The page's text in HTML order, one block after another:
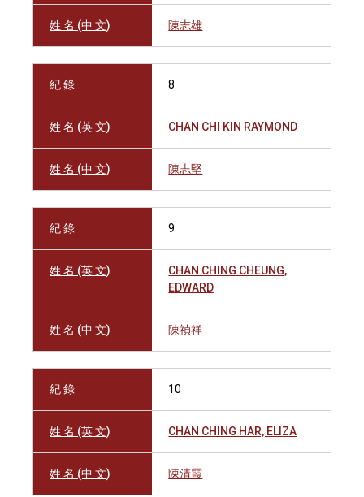
姓 名 (中 文) 陳志雄
紀 錄 8
姓 名 (英 文) CHAN CHI KIN RAYMOND
姓 名 (中 文) 陳志堅
紀 錄 9
姓 名 (英 文)
CHAN CHING CHEUNG,
EDWARD
姓 名 (中 文) 陳禎祥
紀 錄 10
姓 名 (英 文) CHAN CHING HAR, ELIZA
姓 名 (中 文) 陳清霞